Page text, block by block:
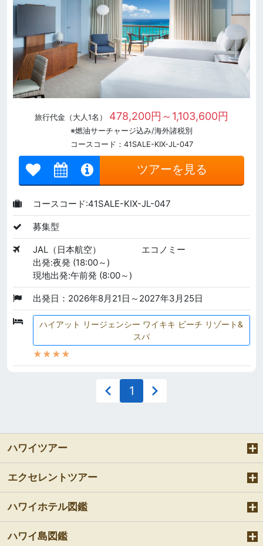
旅行代金（大人1名） 478,200円～1,103,600円
※燃油サーチャージ込み/海外諸税別
コースコード：41SALE-KIX-JL-047
ツアーを見る
コースコード:41SALE-KIX-JL-047
募集型
JAL（日本航空）
エコノミー
出発:夜発 (18:00～)
現地出発:午前発 (8:00～)
出発日：2026年8月21日～2027年3月25日
ハイアット リージェンシー ワイキキ ビーチ リゾート&
スパ
★★★★
1
ハワイツアー
エクセレントツアー
ハワイホテル図鑑
ハワイ島図鑑